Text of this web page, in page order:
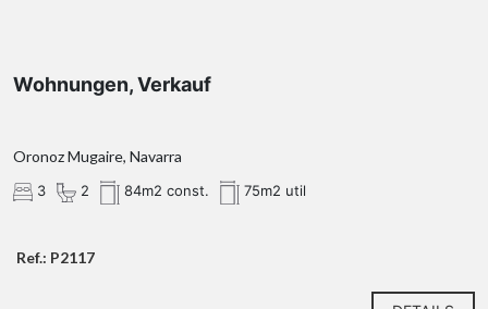
Wohnungen, Verkauf
Oronoz Mugaire, Navarra
3 2 84m2 const. 75m2 util
Ref.: P2117